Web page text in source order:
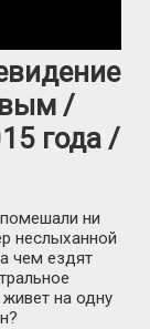
/
года /
ни
неслыханной
чем ездят
на одну